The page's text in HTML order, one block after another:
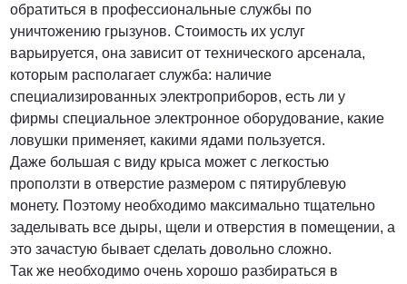
обратиться в профессиональные службы по
уничтожению грызунов. Стоимость их услуг
варьируется, она зависит от технического арсенала,
которым располагает служба: наличие
специализированных электроприборов, есть ли у
фирмы специальное электронное оборудование, какие
ловушки применяет, какими ядами пользуется.
Даже большая с виду крыса может с легкостью
проползти в отверстие размером с пятирублевую
монету. Поэтому необходимо максимально тщательно
заделывать все дыры, щели и отверстия в помещении, а
это зачастую бывает сделать довольно сложно.
Так же необходимо очень хорошо разбираться в